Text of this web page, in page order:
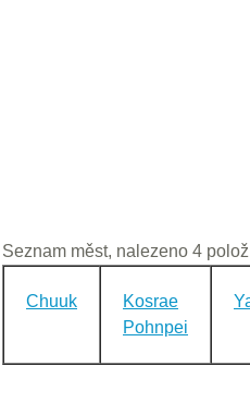
Seznam měst, nalezeno 4
Chuuk
Kosrae
Pohnpei